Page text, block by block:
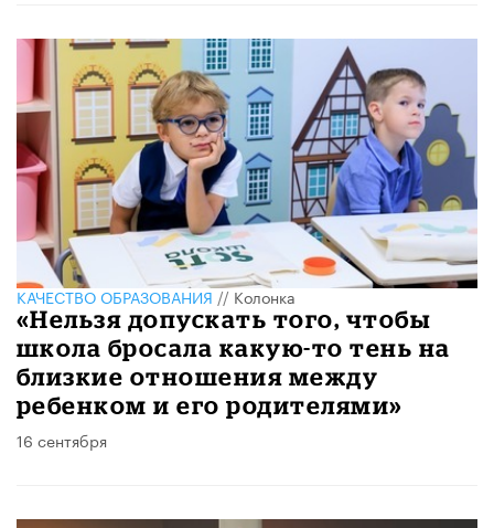
КАЧЕСТВО ОБРАЗОВАНИЯ//Колонка
«Нельзя допускать того, чтобы
школа бросала какую-то тень на
близкие отношения между
ребенком и его родителями»
16 сентября